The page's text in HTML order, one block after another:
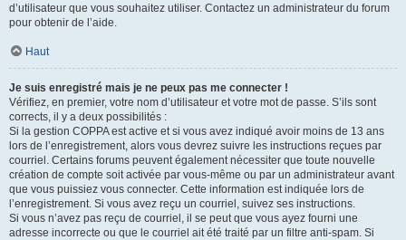
d’utilisateur que vous souhaitez utiliser. Contactez un administrateur du forum
pour obtenir de l’aide.
Haut
Je suis enregistré mais je ne peux pas me connecter !
Vérifiez, en premier, votre nom d’utilisateur et votre mot de passe. S’ils sont
corrects, il y a deux possibilités :
Si la gestion COPPA est active et si vous avez indiqué avoir moins de 13 ans
lors de l’enregistrement, alors vous devrez suivre les instructions reçues par
courriel. Certains forums peuvent également nécessiter que toute nouvelle
création de compte soit activée par vous-même ou par un administrateur avant
que vous puissiez vous connecter. Cette information est indiquée lors de
l’enregistrement. Si vous avez reçu un courriel, suivez ses instructions.
Si vous n’avez pas reçu de courriel, il se peut que vous ayez fourni une
adresse incorrecte ou que le courriel ait été traité par un filtre anti-spam. Si